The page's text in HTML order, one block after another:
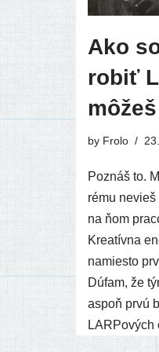
Ako
robiť
by Frolo
Poznáš to.
ré­mu
na ňom
Kreatívna
namies­to
Dúfam, že
aspoň prvú
LARPových